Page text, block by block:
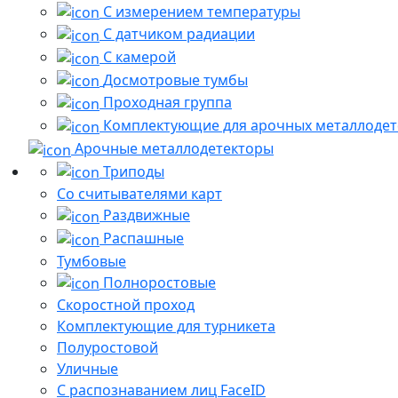
С измерением температуры
С датчиком радиации
С камерой
Досмотровые тумбы
Проходная группа
Комплектующие для арочных
Арочные металлодетекторы
Триподы
Со считывателями карт
Раздвижные
Распашные
Тумбовые
Полноростовые
Скоростной проход
Комплектующие для турникета
Полуростовой
Уличные
С распознаванием лиц FaceID